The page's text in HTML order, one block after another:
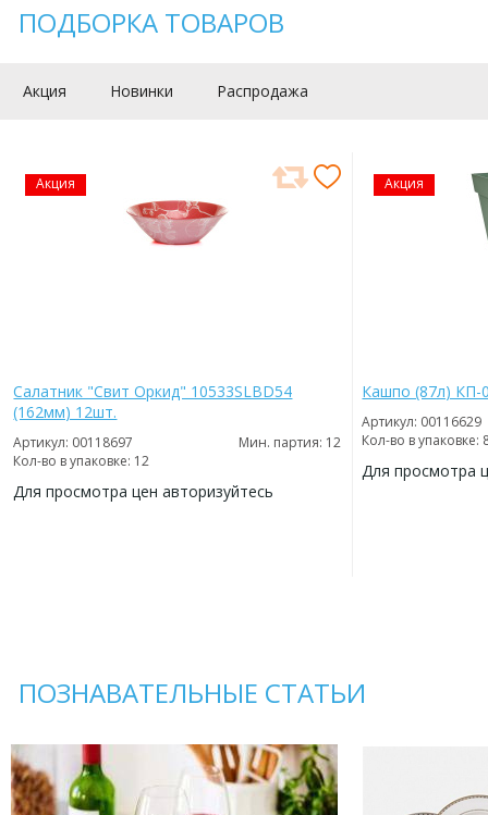
ПОДБОРКА ТОВАРОВ
Акция Новинки Распродажа
Акция
Салатник "Свит Оркид" 10533SLBD54
(162мм) 12шт.
Артикул: 00118697
Мин. партия: 12
Кол-во в упаковке: 12
Для просмотра цен авторизуйтесь
Акция
Кашпо (87л) КП-
Артикул: 00116629
Кол-во в упаковке:
Для просмотра
ПОЗНАВАТЕЛЬНЫЕ СТАТЬИ